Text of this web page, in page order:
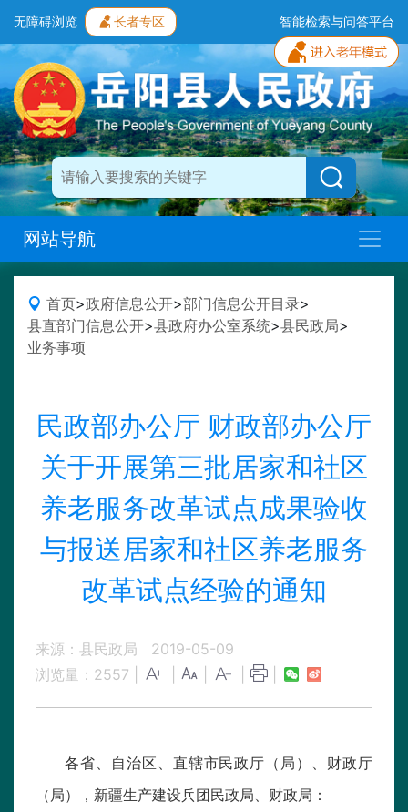
无障碍浏览 长者专区 智能检索与问答平台
网站导航
首页>政府信息公开>部门信息公开目录>
县直部门信息公开>县政府办公室系统>县民政局>
业务事项
民政部办公厅 财政部办公厅
关于开展第三批居家和社区
养老服务改革试点成果验收
与报送居家和社区养老服务
改革试点经验的通知
来源：县民政局
2019-05-09
浏览量： 2557
各省、自治区、直辖市民政厅（局）、财政厅
（局），新疆生产建设兵团民政局、财政局：